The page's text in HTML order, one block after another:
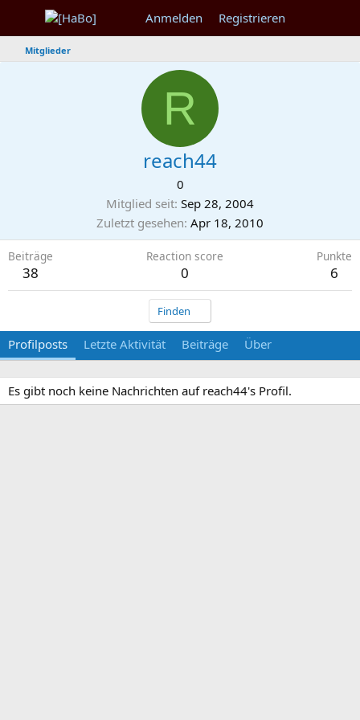
Anmelden Registrieren
Mitglieder
R
reach44
0
Mitglied seit Sep 28, 2004
Zuletzt gesehen Apr 18, 2010
Beiträge
38
Reaction score
0
Punkte
6
Finden
Profilposts Letzte Aktivität Beiträge Über
Es gibt noch keine Nachrichten auf reach44's Profil.